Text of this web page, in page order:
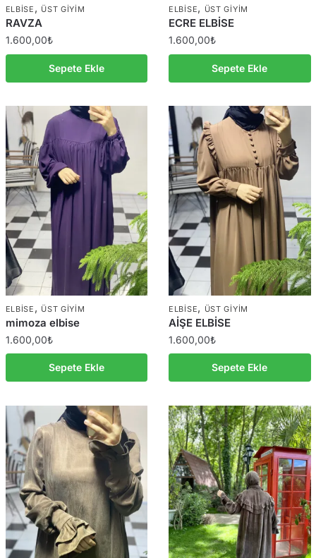
ELBISE , ÜST GIYIM
RAVZA
1.600,00₺
Sepete Ekle
ELBISE, ÜST GIYIM
ECRE ELBİSE
1.600,00₺
Sepete Ekle
ELBISE , ÜST GIYIM
mimoza elbise
1.600,00₺
Sepete Ekle
ELBISE, ÜST GIYIM
AİŞE ELBİSE
1.600,00₺
Sepete Ekle